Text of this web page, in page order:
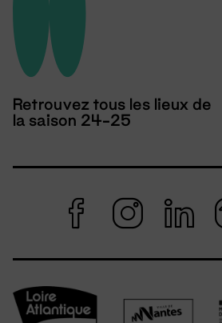
Retrouvez tous les lieux de
la saison 24-25